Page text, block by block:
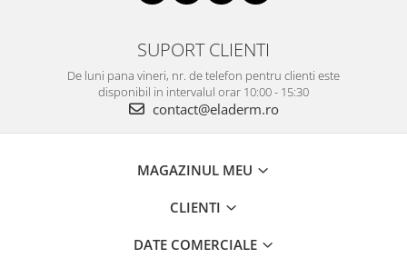
SUPORT CLIENTI
De luni pana vineri, nr. de telefon pentru clienti este
disponibil in intervalul orar 10:00 - 15:30
contact@eladerm.ro
MAGAZINUL MEU
CLIENTI
DATE COMERCIALE